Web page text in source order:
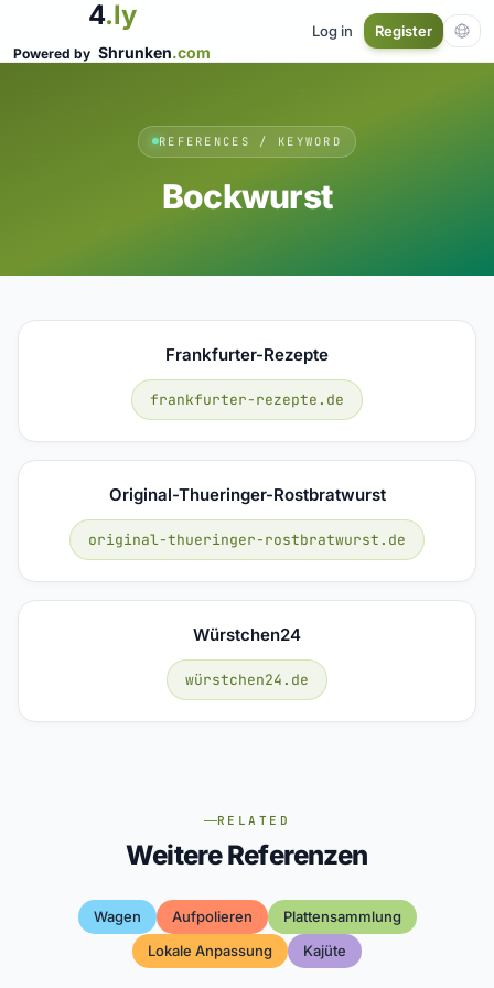
4.ly
Powered by Shrunken.com
Log in Register
REFERENCES / KEYWORD
Bockwurst
Frankfurter-Rezepte
frankfurter-rezepte.de
Original-Thueringer-Rostbratwurst
original-thueringer-rostbratwurst.de
Würstchen24
würstchen24.de
RELATED
Weitere Referenzen
Wagen Aufpolieren
Plattensammlung
Lokale Anpassung
Kajüte